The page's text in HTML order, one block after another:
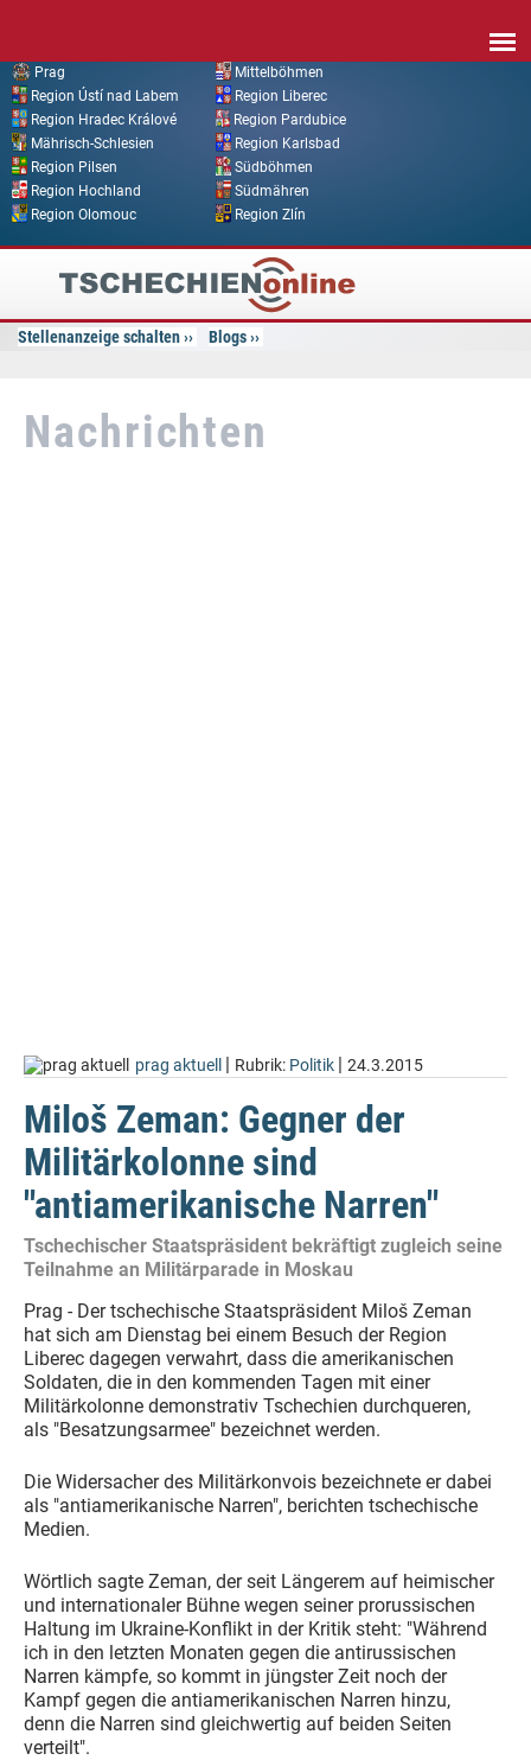
Prag
Mittelböhmen
Region Ústí nad Labem
Region Liberec
Region Hradec Králové
Region Pardubice
Mährisch-Schlesien
Region Karlsbad
Region Pilsen
Südböhmen
Region Hochland
Südmähren
Region Olomouc
Region Zlín
Tschechien
Online
Stellenanzeige schalten Blogs
Nachrichten
prag aktuell | Rubrik: Politik | 24.3.2015
Miloš Zeman: Gegner der
Militärkolonne sind
"antiamerikanische Narren"
Tschechischer Staatspräsident bekräftigt zugleich seine
Teilnahme an Militärparade in Moskau
Prag - Der tschechische Staatspräsident Miloš Zeman
hat sich am Dienstag bei einem Besuch der Region
Liberec dagegen verwahrt, dass die amerikanischen
Soldaten, die in den kommenden Tagen mit einer
Militärkolonne demonstrativ Tschechien durchqueren,
als "Besatzungsarmee" bezeichnet werden.
Die Widersacher des Militärkonvois bezeichnete er dabei
als "antiamerikanische Narren", berichten tschechische
Medien.
Wörtlich sagte Zeman, der seit Längerem auf heimischer
und internationaler Bühne wegen seiner prorussischen
Haltung im Ukraine-Konflikt in der Kritik steht: "Während
ich in den letzten Monaten gegen die antirussischen
Narren kämpfe, so kommt in jüngster Zeit noch der
Kampf gegen die antiamerikanischen Narren hinzu,
denn die Narren sind gleichwertig auf beiden Seiten
verteilt".